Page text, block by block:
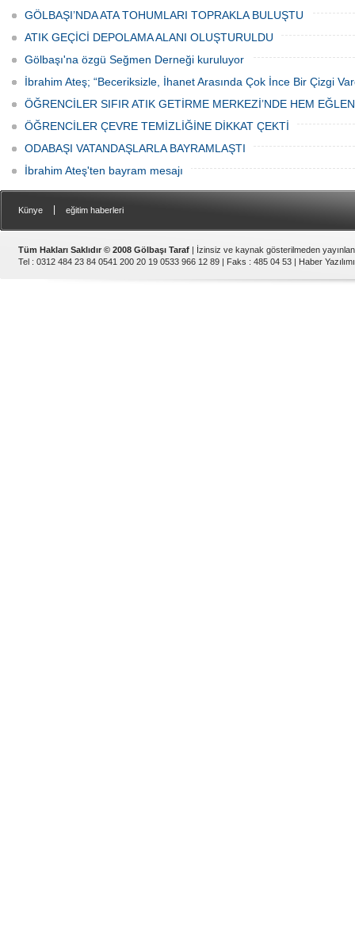
GÖLBAŞI’NDA ATA TOHUMLARI TOPRAKLA BULUŞTU
ATIK GEÇİCİ DEPOLAMA ALANI OLUŞTURULDU
Gölbaşı'na özgü Seğmen Derneği kuruluyor
İbrahim Ateş; “Beceriksizle, İhanet Arasında Çok İnce Bir Çizgi
ÖĞRENCİLER SIFIR ATIK GETİRME MERKEZİ’NDE HEM
ÖĞRENCİLER ÇEVRE TEMİZLİĞİNE DİKKAT ÇEKTİ
ODABAŞI VATANDAŞLARLA BAYRAMLAŞTI
İbrahim Ateş'ten bayram mesajı
Künye eğitim haberleri
Tüm Hakları Saklıdır © 2008 Gölbaşı Taraf | İzinsiz ve kaynak gösterilmeden
Tel : 0312 484 23 84 0541 200 20 19 0533 966 12 89 | Faks : 485 04 53 | Haber Yazılımı